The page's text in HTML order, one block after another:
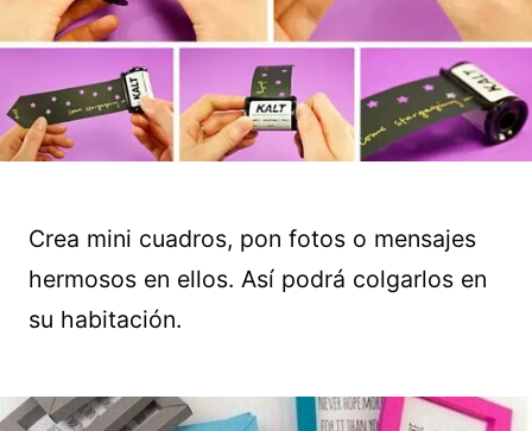
Crea mini cuadros, pon fotos o mensajes
hermosos en ellos. Así podrá colgarlos en
su habitación.